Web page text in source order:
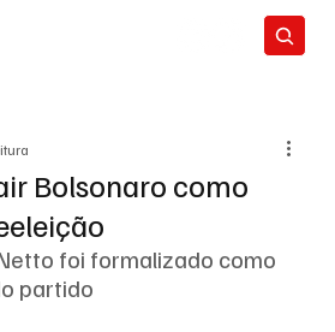
Bolsonaro como
foi formalizado como
partido